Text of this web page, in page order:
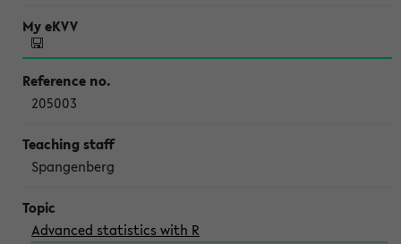
205003
Spangenberg
Advanced statistics with R